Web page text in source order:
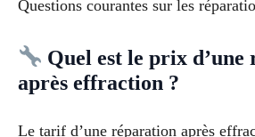
Questions courantes sur les
Quel est le prix d’une
après effraction ?
Le tarif d’une réparation après